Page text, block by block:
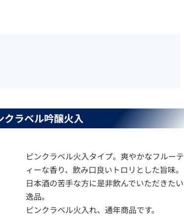
クラベル吟醸火入
ピンクラベル火入タイプ。爽やかなフルーテ
ィーな香り、飲み口良いトロリとした旨味。
日本酒の苦手な方に是非飲んでいただきたい
逸品。
ピンクラベル火入れ、通年商品です。